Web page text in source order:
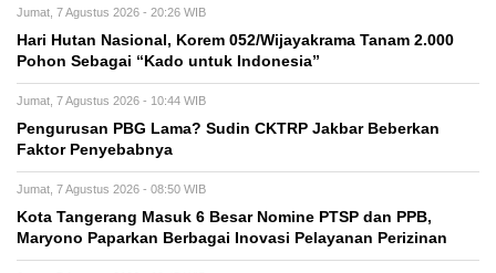
Jumat, 7 Agustus 2026 - 20:26 WIB
Hari Hutan Nasional, Korem 052/Wijayakrama Tanam 2.000
Pohon Sebagai “Kado untuk Indonesia”
Jumat, 7 Agustus 2026 - 10:44 WIB
Pengurusan PBG Lama? Sudin CKTRP Jakbar Beberkan
Faktor Penyebabnya
Jumat, 7 Agustus 2026 - 08:50 WIB
Kota Tangerang Masuk 6 Besar Nomine PTSP dan PPB,
Maryono Paparkan Berbagai Inovasi Pelayanan Perizinan